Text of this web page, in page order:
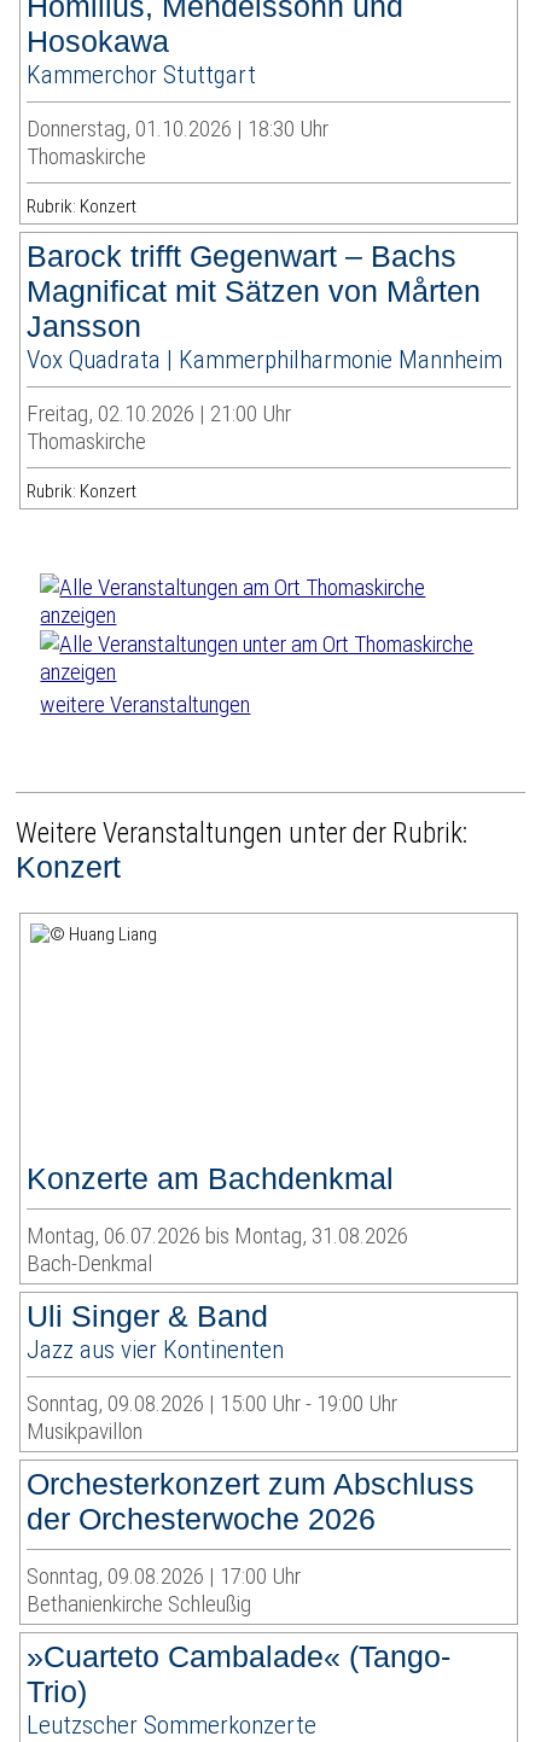
Hosokawa
Kammerchor Stuttgart
Donnerstag, 01.10.2026 | 18:30 Uhr
Thomaskirche
Rubrik: Konzert
Barock trifft Gegenwart – Bachs
Magnificat mit Sätzen von Mårten
Jansson
Vox Quadrata | Kammerphilharmonie Mannheim
Freitag, 02.10.2026 | 21:00 Uhr
Thomaskirche
Rubrik: Konzert
weitere Veranstaltungen
Weitere Veranstaltungen unter der Rubrik:
Konzert
Konzerte am Bachdenkmal
Montag, 06.07.2026 bis Montag, 31.08.2026
Bach-Denkmal
Uli Singer & Band
Jazz aus vier Kontinenten
Sonntag, 09.08.2026 | 15:00 Uhr - 19:00 Uhr
Musikpavillon
Orchesterkonzert zum Abschluss
der Orchesterwoche 2026
Sonntag, 09.08.2026 | 17:00 Uhr
Bethanienkirche Schleußig
»Cuarteto Cambalade« (Tango-
Trio)
Leutzscher Sommerkonzerte